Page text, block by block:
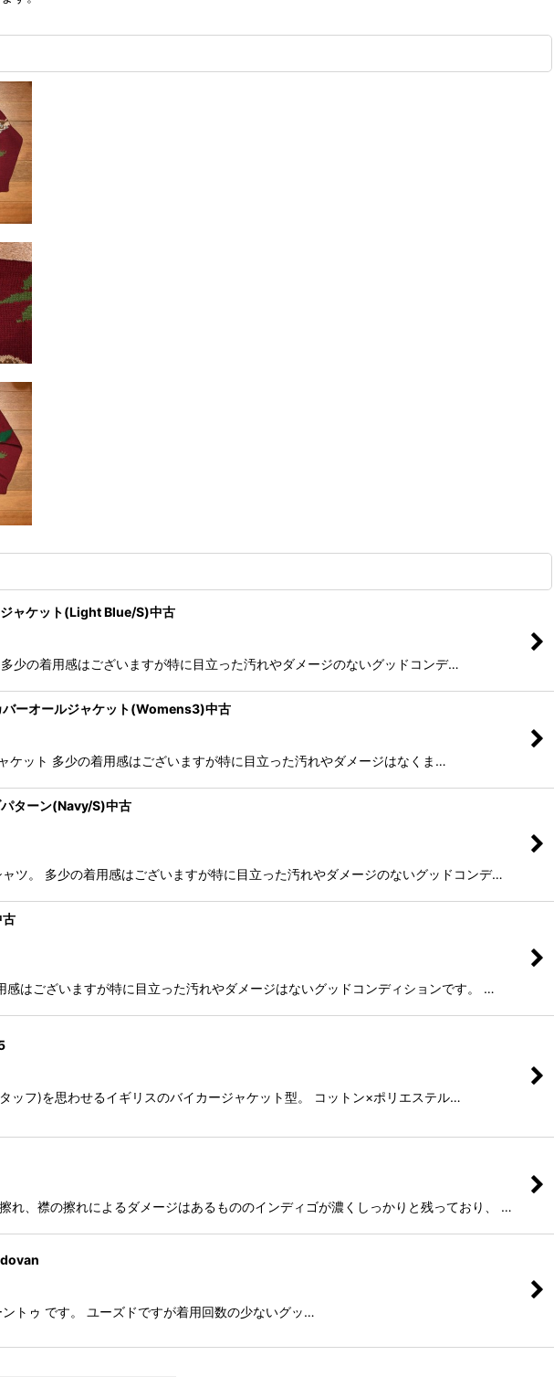
ャケット(Light Blue/S)中古
少の着用感はございますが特に目立った汚れやダメージのないグッドコンデ…
バーオールジャケット(Womens3)中古
ケット 多少の着用感はございますが特に目立った汚れやダメージはなくま…
ターン(Navy/S)中古
。 多少の着用感はございますが特に目立った汚れやダメージのないグッドコンデ…
古
はございますが特に目立った汚れやダメージはないグッドコンディションです。 …
ッフ)を思わせるイギリスのバイカージャケット型。 コットン×ポリエステル…
、襟の擦れによるダメージはあるもののインディゴが濃くしっかりと残っており、 …
トゥ です。 ユーズドですが着用回数の少ないグッ…